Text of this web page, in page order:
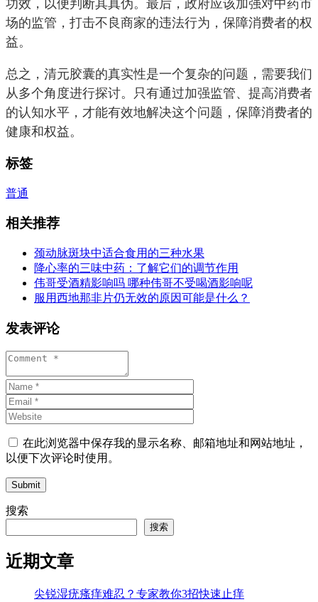
功效，以便判断其真伪。最后，政府应该加强对中药市
场的监管，打击不良商家的违法行为，保障消费者的权
益。
总之，清元胶囊的真实性是一个复杂的问题，需要我们
从多个角度进行探讨。只有通过加强监管、提高消费者
的认知水平，才能有效地解决这个问题，保障消费者的
健康和权益。
标签
普通
相关推荐
颈动脉斑块中适合食用的三种水果
降心率的三味中药：了解它们的调节作用
伟哥受酒精影响吗 哪种伟哥不受喝酒影响呢
服用西地那非片仍无效的原因可能是什么？
发表评论
在此浏览器中保存我的显示名称、邮箱地址和网站地址，
以便下次评论时使用。
Submit
搜索
搜索
近期文章
尖锐湿疣瘙痒难忍？专家教你3招快速止痒